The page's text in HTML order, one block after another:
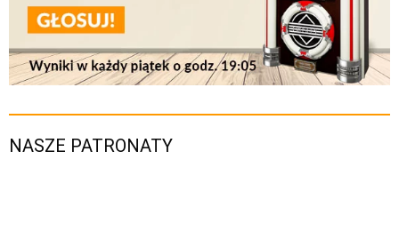
NASZE PATRONATY